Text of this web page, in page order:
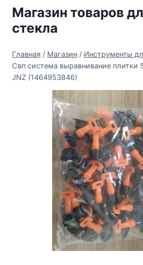
Перейти
содержимому
Магазин товаров
стекла
Главная / Магазин / Инструменты
Свп система выравнивание
JNZ (1464953846)